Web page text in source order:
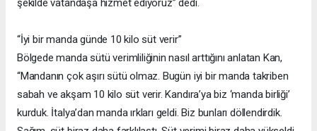
şekilde vatandaşa hizmet ediyoruz” dedi.
“İyi bir manda günde 10 kilo süt verir”
Bölgede manda sütü verimliliğinin nasıl arttığını anlatan Kan,
“Mandanın çok aşırı sütü olmaz. Bugün iyi bir manda takriben
sabah ve akşam 10 kilo süt verir. Kandıra’ya biz ‘manda birliği’
kurduk. İtalya’dan manda ırkları geldi. Biz bunları döllendirdik.